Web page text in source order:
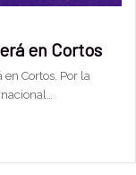
en Cortos
en Cortos. Por la